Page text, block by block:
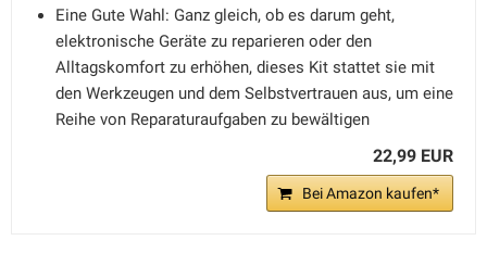
Eine Gute Wahl: Ganz gleich, ob es darum geht,
elektronische Geräte zu reparieren oder den
Alltagskomfort zu erhöhen, dieses Kit stattet sie mit
den Werkzeugen und dem Selbstvertrauen aus, um eine
Reihe von Reparaturaufgaben zu bewältigen
22,99 EUR
Bei Amazon kaufen*